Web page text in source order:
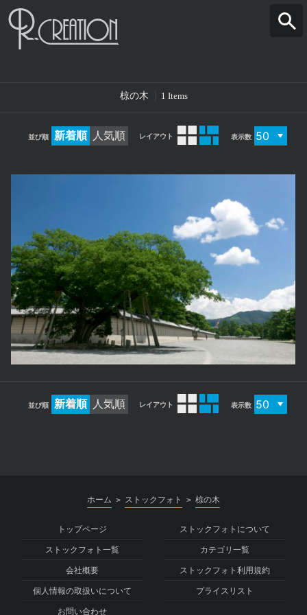
椋の木 1 Items
並び順 新着順 人気順 レイアウト 表示数
並び順 新着順 人気順 レイアウト 表示数
ホーム > ストックフォト > 椋の木
トップページ ストックフォトについて
ストックフォト一覧 カテゴリ一覧
会社概要 ストックフォト利用規約
個人情報の取扱いについて プライスリスト
お問い合わせ